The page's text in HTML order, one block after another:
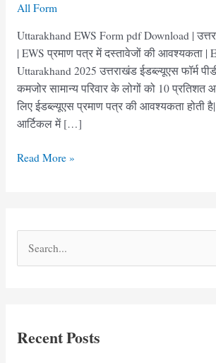
All Form
Uttarakhand EWS Form pdf Download |
| EWS प्रमाण पत्र में दस्तावेजों की आवश्यकता |
Uttarakhand 2025 उत्तराखंड ईडब्ल्यूएस फॉर्म
कमजोर सामान्य परिवार के लोगों को 10 प्रतिशत
लिए ईडब्ल्यूएस प्रमाण पत्र की आवश्यकता
आर्टिकल में […]
उत्तराखंड
Uttarakhand
EWS
Form
Read More »
Recent Posts